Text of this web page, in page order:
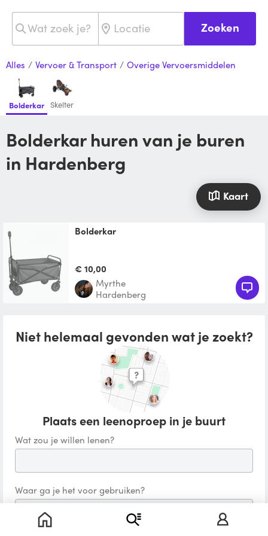
Zoeken
Alles / Vervoer & Transport / Overige Vervoersmiddelen
Bolderkar Skelter
Bolderkar huren van je buren
in Hardenberg
Kaart
Bolderkar
€ 10,00
Myrthe
Hardenberg
Niet helemaal gevonden wat je zoekt?
Plaats een leenoproep in je buurt
Wat zou je willen lenen?
Waar ga je het voor gebruiken?